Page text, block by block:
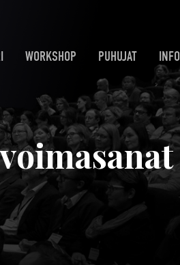
WORKSHOP PUHUJAT INFO